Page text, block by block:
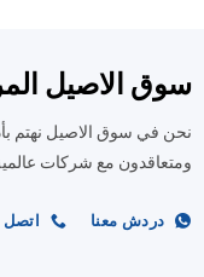
الاصيل
سوق الاصيل نهتم بأدق
مع شركات عالمية
دردش معنا اتصل بنا